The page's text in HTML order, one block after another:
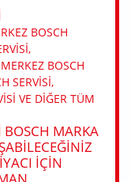
BOSCH
BOSCH
SERVISI,
VE DIĞER TÜM
BOSCH MARKA
IÇIN